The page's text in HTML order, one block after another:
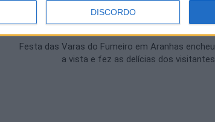
DISCORDO
Festa das Varas do Fumeiro em Aranhas encheu
a vista e fez as delícias dos visitantes